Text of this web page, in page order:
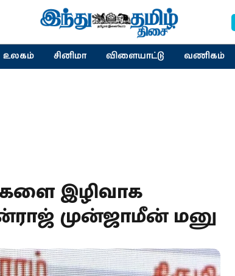
உலகம் சினிமா விளையாட்டு வணிகம்
இழிவாக
முன்ஜாமீன் மனு